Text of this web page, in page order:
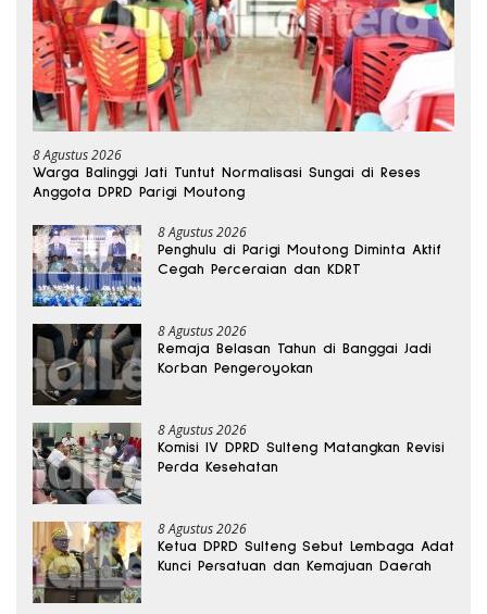
8 Agustus 2026
Warga Balinggi Jati Tuntut Normalisasi Sungai di Reses
Anggota DPRD Parigi Moutong
8 Agustus 2026
Penghulu di Parigi Moutong Diminta Aktif
Cegah Perceraian dan KDRT
8 Agustus 2026
Remaja Belasan Tahun di Banggai Jadi
Korban Pengeroyokan
8 Agustus 2026
Komisi IV DPRD Sulteng Matangkan Revisi
Perda Kesehatan
8 Agustus 2026
Ketua DPRD Sulteng Sebut Lembaga Adat
Kunci Persatuan dan Kemajuan Daerah